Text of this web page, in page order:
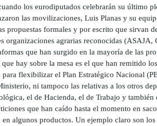
los eurodiputados celebrarán su último
las movilizaciones, Luis Planas y su
propuestas formales y por escrito que sirvan
organizaciones agrarias reconocidas
que han surgido en la mayoría de las
hay sobre la mesa es el que han remitido
flexibilizar el Plan Estratégico Nacional
ni tampoco las relativas a los otros
el de Hacienda, el de Trabajo y también
que han caído hasta el momento en
algunos productos. Un ejemplo claro son los